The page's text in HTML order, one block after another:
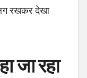
रखकर देखा
जा रहा